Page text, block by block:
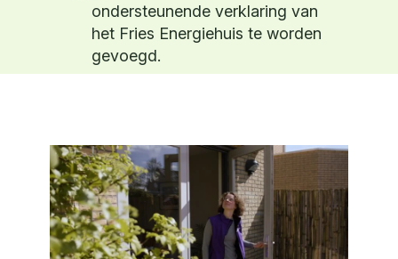
ondersteunende verklaring van
het Fries Energiehuis te worden
gevoegd.